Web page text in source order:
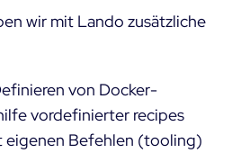
wir mit Lando zusätzliche
von Docker-
vordefinierter recipes
eigenen Befehlen (tooling)